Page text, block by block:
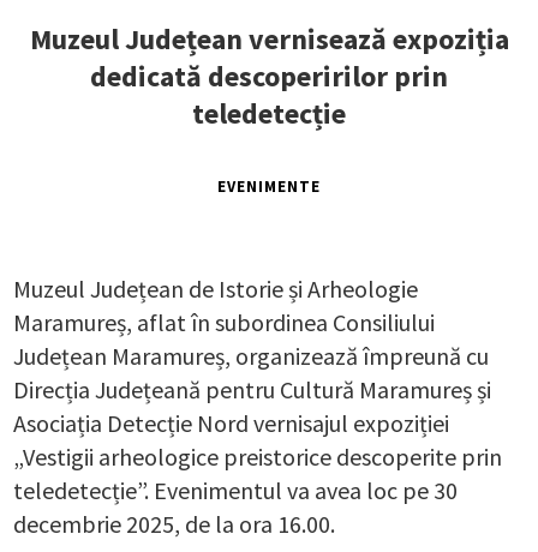
Muzeul Județean vernisează expoziția
dedicată descoperirilor prin
teledetecție
EVENIMENTE
Muzeul Județean de Istorie și Arheologie
Maramureș, aflat în subordinea Consiliului
Județean Maramureș, organizează împreună cu
Direcția Județeană pentru Cultură Maramureș și
Asociația Detecție Nord vernisajul expoziției
„Vestigii arheologice preistorice descoperite prin
teledetecție”. Evenimentul va avea loc pe 30
decembrie 2025, de la ora 16.00.